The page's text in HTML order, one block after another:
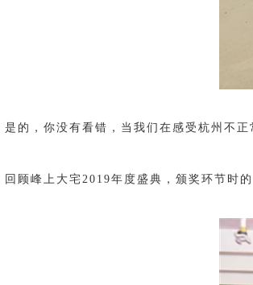
是的，你没有看错，当我们在感受杭州不
回顾峰上大宅2019年度盛典，颁奖环节时